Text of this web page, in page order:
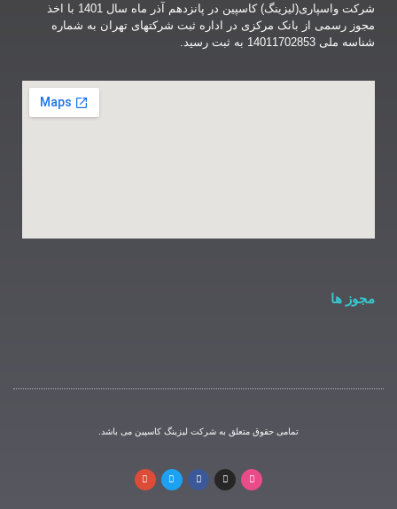
شرکت واسپاری(لیزینگ) کاسپین در پانزدهم آذر ماه سال 1401 با اخذ
مرکزی در اداره ثبت شرکتهای تهران به شماره
تمامی حقوق متعلق به شرکت لیزینگ کاسپین می باشد.